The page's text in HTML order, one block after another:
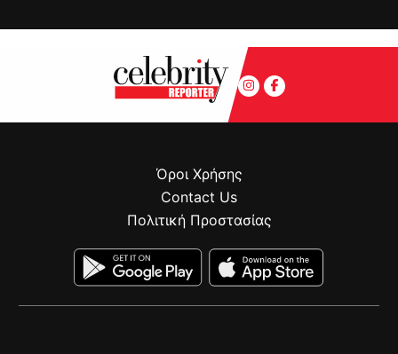
Όροι Χρήσης
Contact Us
Πολιτική Προστασίας